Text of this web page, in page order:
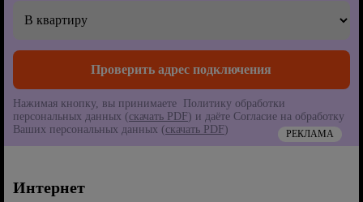
Нажимая кнопку, вы принимаете Политику обработки
персональных данных (скачать PDF) и даёте Согласие на обработку
Ваших персональных данных (скачать PDF) РЕКЛАМА
Интернет